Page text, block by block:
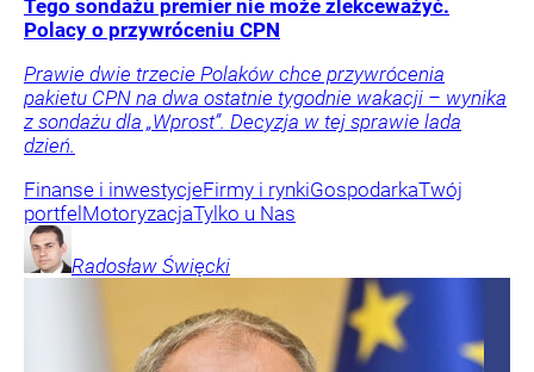
Tego sondażu premier nie może zlekceważyć.
Polacy o przywróceniu CPN
Prawie dwie trzecie Polaków chce przywrócenia
pakietu CPN na dwa ostatnie tygodnie wakacji – wynika
z sondażu dla „Wprost”. Decyzja w tej sprawie lada
dzień.
Finanse i inwestycjeFirmy i rynkiGospodarkaTwój
portfel MotoryzacjaTylko u Nas
Radosław Święcki